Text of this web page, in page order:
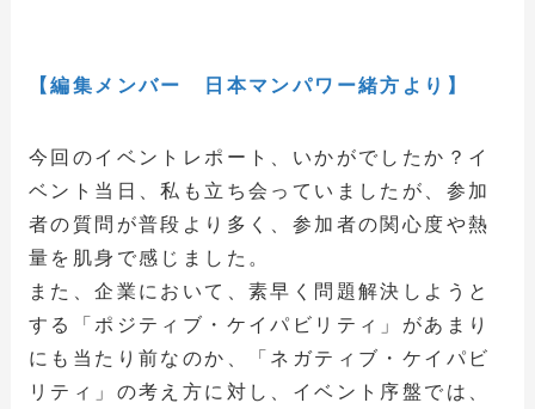
【編集メンバー 日本マンパワー緒方より】
今回のイベントレポート、いかがでしたか？イ
ベント当日、私も立ち会っていましたが、参加
者の質問が普段より多く、参加者の関心度や熱
量を肌身で感じました。
また、企業において、素早く問題解決しようと
する「ポジティブ・ケイパビリティ」があまり
にも当たり前なのか、「ネガティブ・ケイパビ
リティ」の考え方に対し、イベント序盤では、